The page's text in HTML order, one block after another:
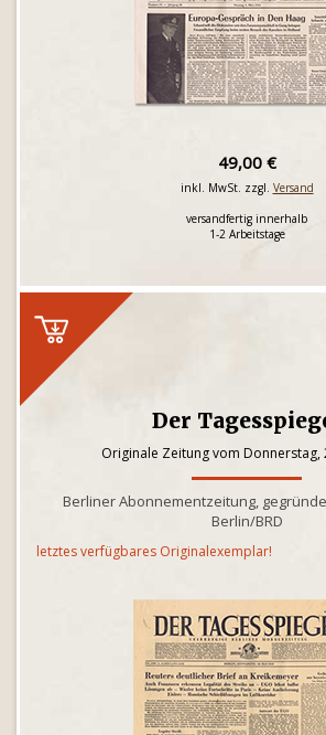
49,00 €
inkl. MwSt. zzgl. Versand
versandfertig innerhalb
1-2 Arbeitstage
Der
Originale Zeitung vom Donnerstag,
Berliner Abonnementzeitung,
Berlin/BRD
letztes verfügbares Originalexemplar!